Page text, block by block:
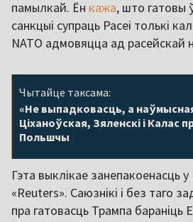
памылкай. Ён кажа, што гатовы
санкцыі супраць Расеі толькі
NATO адмовяцца ад расейскай
Чытайце таксама:
«Не выпадковасць, а
Ціханоўская, Зяленскі і Калас
Польшчы
Гэта выклікае занепакоенасць
«Reuters». Саюзнікі і без таго
пра гатовасць Трампа бараніць